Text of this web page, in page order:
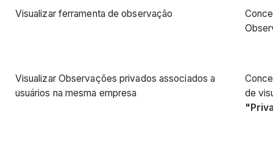
Visualizar ferramenta de observação
Visualizar Observações privados associados a
usuários na mesma empresa
de